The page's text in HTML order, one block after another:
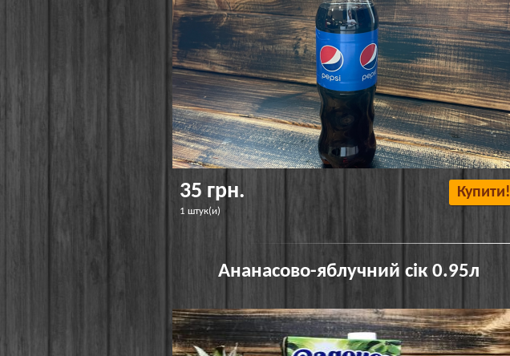
35 грн.
1 штук(и)
Купити!
Ананасово-яблучний сік 0.95л